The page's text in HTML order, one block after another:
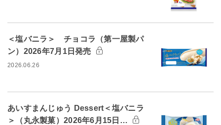
＜塩バニラ＞ チョコラ（第一屋製パ
ン）2026年7月1日発売
2026.06.26
あいすまんじゅう Dessert＜塩バニラ
＞（丸永製菓）2026年6月15日…